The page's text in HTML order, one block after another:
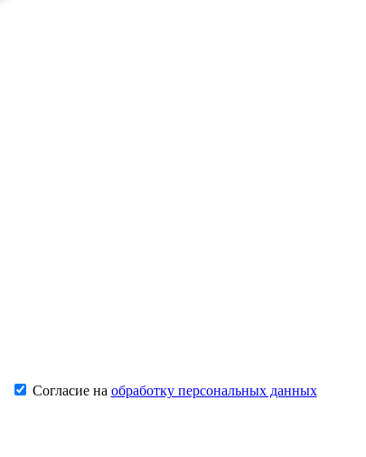
Согласие на обработку персональных данных